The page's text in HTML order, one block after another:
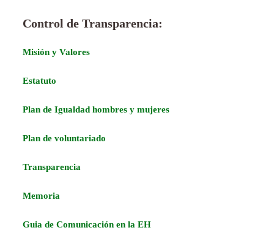
Control de Transparencia:
Misión y Valores
Estatuto
Plan de Igualdad hombres y mujeres
Plan de voluntariado
Transparencia
Memoria
Guia de Comunicación en la EH